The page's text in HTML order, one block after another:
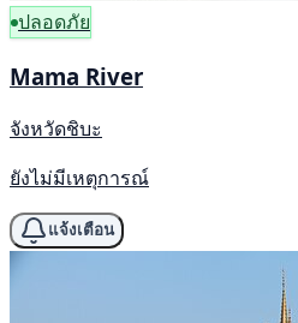
ปลอดภัย
Mama River
จังหวัดชิบะ
ยังไม่มีเหตุการณ์
แจ้งเตือน